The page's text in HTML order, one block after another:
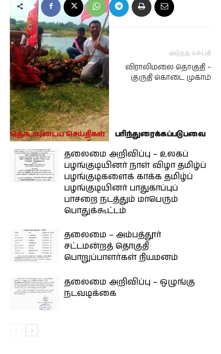
முந்தைய செய்தி
நாங்குநேரி சட்டமன்ற
தொகுதி கலந்தாய்வு
கூட்டம்
அடுத்த செய்தி
விராலிமலை தொகுதி –
குருதி கொடை முகாம்
தொடர்புடைய செய்திகள் பரிந்துரைக்கப்படுபவை
தலைமை அறிவிப்பு – உலகப்
பழங்குடியினர் நாள் விழா தமிழ்ப்
பழங்குடிகளைக் காக்க தமிழ்ப்
பழங்குடியினர் பாதுகாப்புப்
பாசறை நடத்தும் மாபெரும்
பொதுக்கூட்டம்
தலைமை – அம்பத்தூர்
சட்டமன்றத் தொகுதி
பொறுப்பாளர்கள் நியமனம்
தலைமை அறிவிப்பு – ஒழுங்கு
நடவடிக்கை